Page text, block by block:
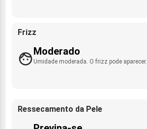
Frizz
Moderado
Umidade moderada. O frizz pode aparecer.
Ressecamento da Pele